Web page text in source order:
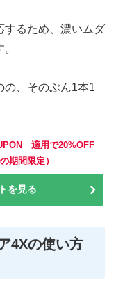
するため、濃いムダ
の、そのぶん1本1
適用で20%OFF
期間限定）
を見る
4Xの使い方